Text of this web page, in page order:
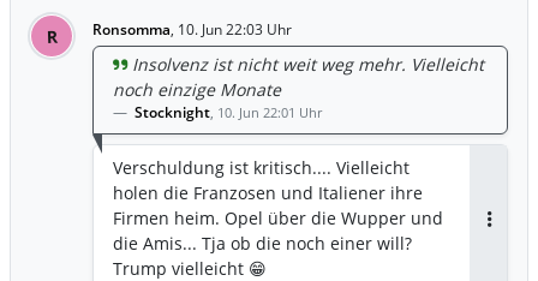
R Ronsomma, 10. Jun 22:03 Uhr
Insolvenz ist nicht weit weg mehr. Vielleicht
noch einzige Monate
Stocknight, 10. Jun 22:01 Uhr
Verschuldung ist kritisch.... Vielleicht
holen die Franzosen und Italiener ihre
Firmen heim. Opel über die Wupper und
die Amis... Tja ob die noch einer will?
Trump vielleicht 😁